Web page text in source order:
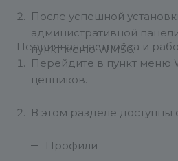
После успешной
административной
пункт меню WM56.
Первичная настройка и
Перейдите в пункт меню
ценников.
В этом разделе доступны
Профили